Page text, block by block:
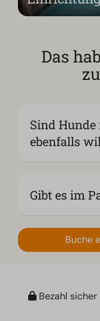
Das
Sind
ebenfalls
Gibt es im
Buche
Bezahl sicher